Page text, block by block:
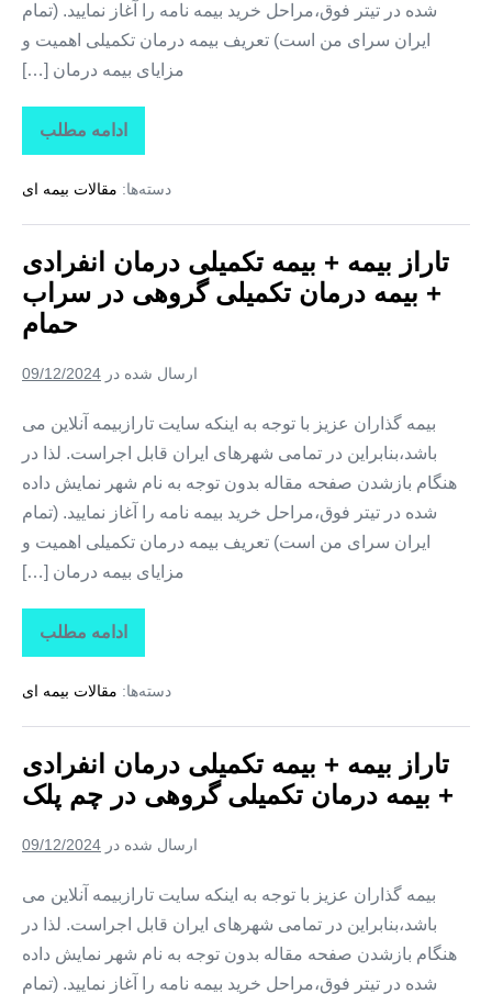
شده در تیتر فوق،مراحل خرید بیمه نامه را آغاز نمایید. (تمام
ایران سرای من است) تعریف بیمه درمان تکمیلی اهمیت و
مزایای بیمه درمان […]
ادامه مطلب
تاراز
بیمه
بیمه
درمان
+
بیمه
درمان
تکمیلی
گروهی
برخوردار
دسته‌ها: مقالات بیمه ای
تاراز بیمه + بیمه تکمیلی درمان انفرادی
+ بیمه درمان تکمیلی گروهی در سراب
حمام
ارسال شده در 09/12/2024
بیمه گذاران عزیز با توجه به اینکه سایت تارازبیمه آنلاین می
باشد،بنابراین در تمامی شهرهای ایران قابل اجراست. لذا در
هنگام بازشدن صفحه مقاله بدون توجه به نام شهر نمایش داده
شده در تیتر فوق،مراحل خرید بیمه نامه را آغاز نمایید. (تمام
ایران سرای من است) تعریف بیمه درمان تکمیلی اهمیت و
مزایای بیمه درمان […]
ادامه مطلب
تاراز
بیمه
بیمه
درمان
+
بیمه
درمان
تکمیلی
در
حمام
دسته‌ها: مقالات بیمه ای
تاراز بیمه + بیمه تکمیلی درمان انفرادی
+ بیمه درمان تکمیلی گروهی در چم پلک
ارسال شده در 09/12/2024
بیمه گذاران عزیز با توجه به اینکه سایت تارازبیمه آنلاین می
باشد،بنابراین در تمامی شهرهای ایران قابل اجراست. لذا در
هنگام بازشدن صفحه مقاله بدون توجه به نام شهر نمایش داده
شده در تیتر فوق،مراحل خرید بیمه نامه را آغاز نمایید. (تمام